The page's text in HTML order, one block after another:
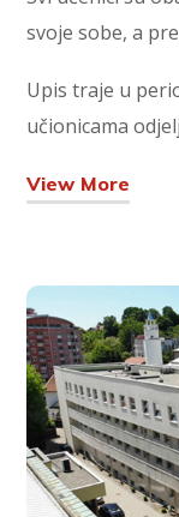
svoje sobe, a
Upis traje u
učionicama
View More